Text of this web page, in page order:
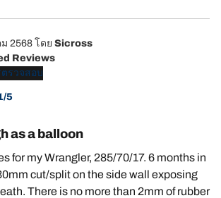
2568 โดย Sicross
Reviews
รวจสอบ
5
as a balloon
for my Wrangler, 285/70/17. 6 months in
cut/split on the side wall exposing
There is no more than 2mm of rubber